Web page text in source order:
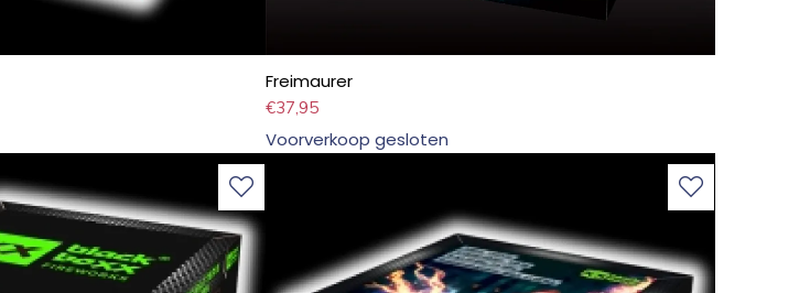
Freimaurer
€37,95
Voorverkoop gesloten